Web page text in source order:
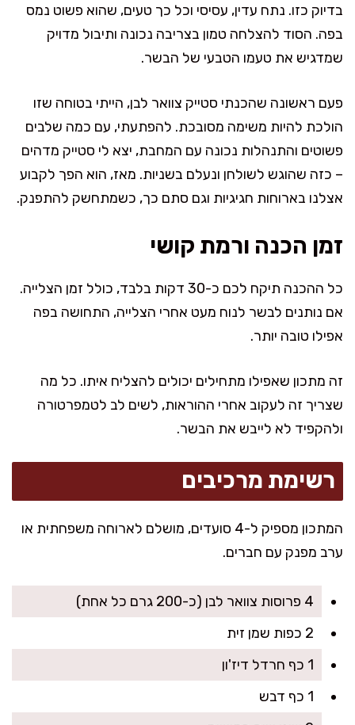
בדיוק כזו. נתח עדין, עסיסי וכל כך טעים, שהוא פשוט נמס
בפה. הסוד להצלחה טמון בצריבה נכונה ותיבול מדויק
שמדגיש את טעמו הטבעי של הבשר.
פעם ראשונה שהכנתי סטייק צוואר לבן, הייתי בטוחה שזו
הולכת להיות משימה מסובכת. להפתעתי, עם כמה שלבים
פשוטים והתנהלות נכונה עם המחבת, יצא לי סטייק מדהים
– כזה שהוגש לשולחן ונעלם בשניות. מאז, הוא הפך לקבוע
אצלנו בארוחות חגיגיות וגם סתם כך, כשמתחשק להתפנק.
זמן הכנה ורמת קושי
כל ההכנה תיקח לכם כ-30 דקות בלבד, כולל זמן הצלייה.
אם נותנים לבשר לנוח מעט אחרי הצלייה, התחושה בפה
אפילו טובה יותר.
זה מתכון שאפילו מתחילים יכולים להצליח איתו. כל מה
שצריך זה לעקוב אחרי ההוראות, לשים לב לטמפרטורה
ולהקפיד לא לייבש את הבשר.
רשימת מרכיבים
המתכון מספיק ל-4 סועדים, מושלם לארוחה משפחתית או
ערב מפנק עם חברים.
4 פרוסות צוואר לבן (כ-200 גרם כל אחת)
2 כפות שמן זית
1 כף חרדל דיז'ון
1 כף דבש